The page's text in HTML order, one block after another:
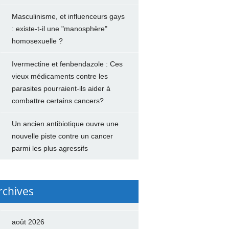
Masculinisme, et influenceurs gays
: existe-t-il une "manosphère"
homosexuelle ?
Ivermectine et fenbendazole : Ces
vieux médicaments contre les
parasites pourraient-ils aider à
combattre certains cancers?
Un ancien antibiotique ouvre une
nouvelle piste contre un cancer
parmi les plus agressifs
août 2026